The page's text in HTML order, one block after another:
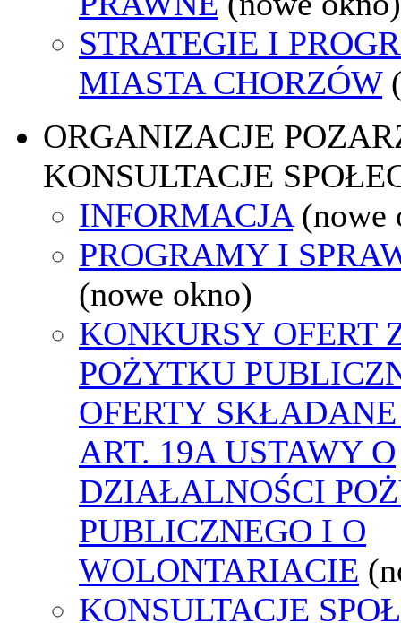
STRATEGIE I
MIASTA CHORZÓW
ORGANIZACJE
KONSULTACJE
INFORMACJA (nowe
PROGRAMY I
(nowe okno)
KONKURSY OFERT
POŻYTKU
OFERTY
ART. 19A USTAWY O
DZIAŁALNOŚCI
PUBLICZNEGO I O
WOLONTARIACIE
KONSULTACJE